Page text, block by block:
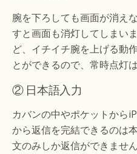
腕を下ろしても画面が消え
すと画面も消灯してしまい
ど、イチイチ腕を上げる動
とができるので、常時点灯
② 日本語入力
カバンの中やポケットから
から返信を完結できるのは
文のみしか返信ができませ